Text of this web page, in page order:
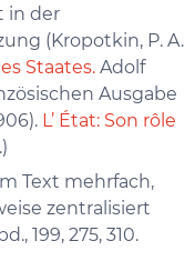
in der
(Kropotkin, P. A.
Staates.Adolf
Ausgabe
L’ État: Son rôle
Text mehrfach,
zentralisiert
199, 275, 310.